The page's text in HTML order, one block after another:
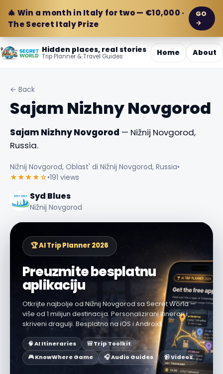
🎄 Win a month in Italy for two — €10,000 ·
The Secret Italy Prize
GO
→
Hidden places, real stories
Trip Planner & Travel Guides Home About
← Back
Sajam Nizhny Novgorod
Sajam Nizhny Novgorod — Nižnij Novgorod,
Russia.
Nižnij Novgorod, Oblast' di Nižnij Novgorod, Russia•
★★★★☆•191 views
Syd Blues
Nižnij Novgorod
🏆 AI Trip Planner 2026
Preuzmite besplatnu
aplikaciju
Otkrijte najbolje od Nižnij Novgorod sa Secret World —
više od 1 milijun destinacija. Personalizirani itinerari i
skriveni dragulji. Besplatno na iOS i Android.
🧠 AI Itineraries
🎒 Trip Toolkit
🎮 KnowWhere Game
🎧 Audio Guides 📹 Videos